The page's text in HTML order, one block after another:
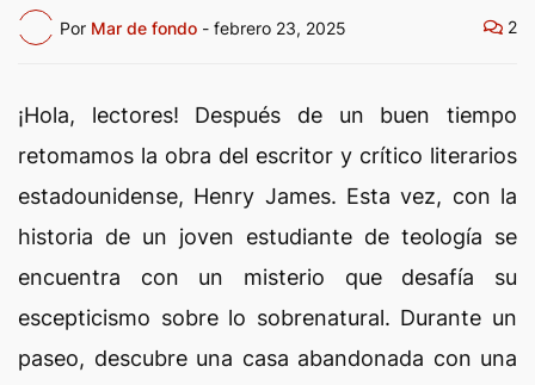
Por Mar de fondo - febrero 23, 2025 2
¡Hola, lectores! Después de un buen tiempo
retomamos la obra del escritor y crítico literarios
estadounidense, Henry James. Esta vez, con la
historia de un joven estudiante de teología se
encuentra con un misterio que desafía su
escepticismo sobre lo sobrenatural. Durante un
paseo, descubre una casa abandonada con una